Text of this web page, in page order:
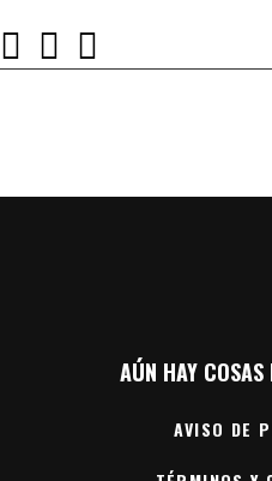
AÚN HAY
AVISO DE